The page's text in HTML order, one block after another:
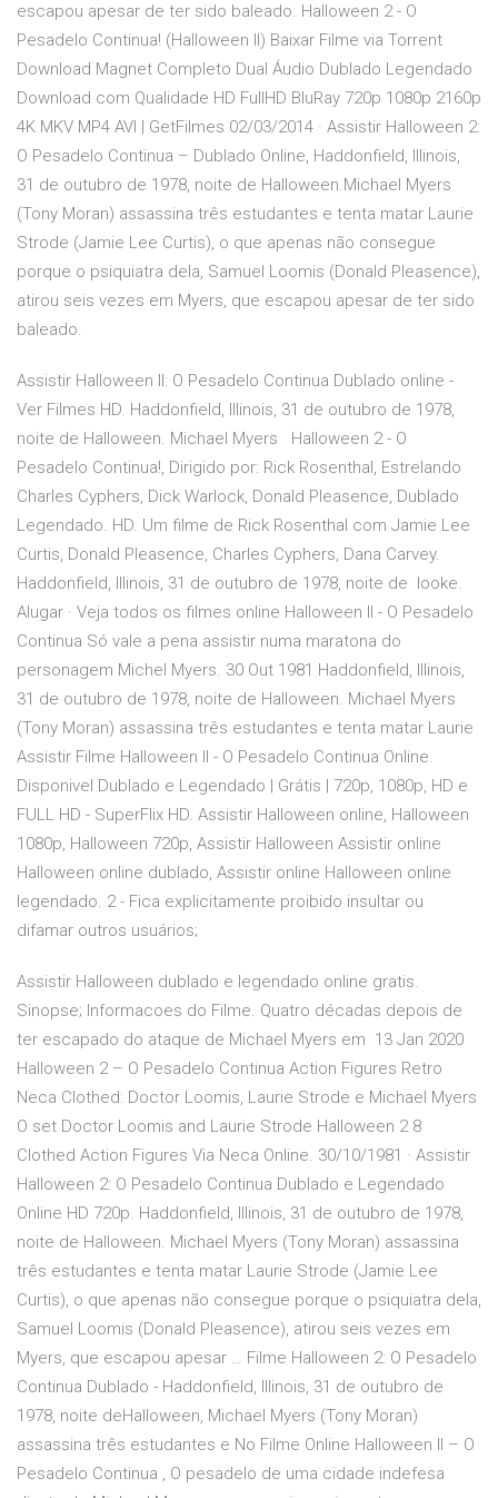
escapou apesar de ter sido baleado. Halloween 2 - O
Pesadelo Continua! (Halloween II) Baixar Filme via Torrent
Download Magnet Completo Dual Áudio Dublado Legendado
Download com Qualidade HD FullHD BluRay 720p 1080p 2160p
4K MKV MP4 AVI | GetFilmes 02/03/2014 · Assistir Halloween 2:
O Pesadelo Continua – Dublado Online, Haddonfield, Illinois,
31 de outubro de 1978, noite de Halloween.Michael Myers
(Tony Moran) assassina três estudantes e tenta matar Laurie
Strode (Jamie Lee Curtis), o que apenas não consegue
porque o psiquiatra dela, Samuel Loomis (Donald Pleasence),
atirou seis vezes em Myers, que escapou apesar de ter sido
baleado.
Assistir Halloween II: O Pesadelo Continua Dublado online -
Ver Filmes HD. Haddonfield, Illinois, 31 de outubro de 1978,
noite de Halloween. Michael Myers Halloween 2 - O
Pesadelo Continua!, Dirigido por: Rick Rosenthal, Estrelando
Charles Cyphers, Dick Warlock, Donald Pleasence, Dublado
Legendado. HD. Um filme de Rick Rosenthal com Jamie Lee
Curtis, Donald Pleasence, Charles Cyphers, Dana Carvey.
Haddonfield, Illinois, 31 de outubro de 1978, noite de looke.
Alugar · Veja todos os filmes online Halloween II - O Pesadelo
Continua Só vale a pena assistir numa maratona do
personagem Michel Myers. 30 Out 1981 Haddonfield, Illinois,
31 de outubro de 1978, noite de Halloween. Michael Myers
(Tony Moran) assassina três estudantes e tenta matar Laurie
Assistir Filme Halloween II - O Pesadelo Continua Online.
Disponivel Dublado e Legendado | Grátis | 720p, 1080p, HD e
FULL HD - SuperFlix HD. Assistir Halloween online, Halloween
1080p, Halloween 720p, Assistir Halloween Assistir online
Halloween online dublado, Assistir online Halloween online
legendado. 2 - Fica explicitamente proibido insultar ou
difamar outros usuários;
Assistir Halloween dublado e legendado online gratis.
Sinopse; Informacoes do Filme. Quatro décadas depois de
ter escapado do ataque de Michael Myers em 13 Jan 2020
Halloween 2 – O Pesadelo Continua Action Figures Retro
Neca Clothed: Doctor Loomis, Laurie Strode e Michael Myers
O set Doctor Loomis and Laurie Strode Halloween 2 8
Clothed Action Figures Via Neca Online. 30/10/1981 · Assistir
Halloween 2: O Pesadelo Continua Dublado e Legendado
Online HD 720p. Haddonfield, Illinois, 31 de outubro de 1978,
noite de Halloween. Michael Myers (Tony Moran) assassina
três estudantes e tenta matar Laurie Strode (Jamie Lee
Curtis), o que apenas não consegue porque o psiquiatra dela,
Samuel Loomis (Donald Pleasence), atirou seis vezes em
Myers, que escapou apesar … Filme Halloween 2: O Pesadelo
Continua Dublado - Haddonfield, Illinois, 31 de outubro de
1978, noite deHalloween, Michael Myers (Tony Moran)
assassina três estudantes e No Filme Online Halloween II – O
Pesadelo Continua , O pesadelo de uma cidade indefesa